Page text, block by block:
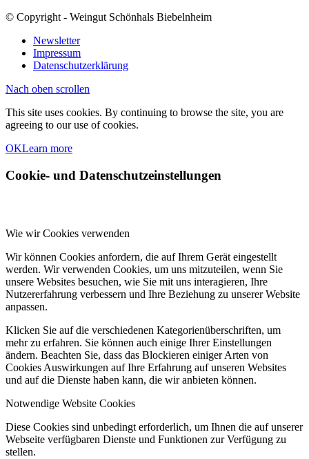
© Copyright - Weingut Schönhals Biebelnheim
Newsletter
Impressum
Datenschutzerklärung
Nach oben scrollen
This site uses cookies. By continuing to browse the site, you are
agreeing to our use of cookies.
OKLearn more
Cookie- und Datenschutzeinstellungen
Wie wir Cookies verwenden
Wir können Cookies anfordern, die auf Ihrem Gerät eingestellt
werden. Wir verwenden Cookies, um uns mitzuteilen, wenn Sie
unsere Websites besuchen, wie Sie mit uns interagieren, Ihre
Nutzererfahrung verbessern und Ihre Beziehung zu unserer Website
anpassen.
Klicken Sie auf die verschiedenen Kategorienüberschriften, um
mehr zu erfahren. Sie können auch einige Ihrer Einstellungen
ändern. Beachten Sie, dass das Blockieren einiger Arten von
Cookies Auswirkungen auf Ihre Erfahrung auf unseren Websites
und auf die Dienste haben kann, die wir anbieten können.
Notwendige Website Cookies
Diese Cookies sind unbedingt erforderlich, um Ihnen die auf unserer
Webseite verfügbaren Dienste und Funktionen zur Verfügung zu
stellen.